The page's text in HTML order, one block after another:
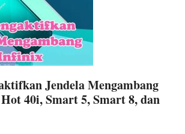
Jendela Mengambang
40i, Smart 5, Smart 8, dan